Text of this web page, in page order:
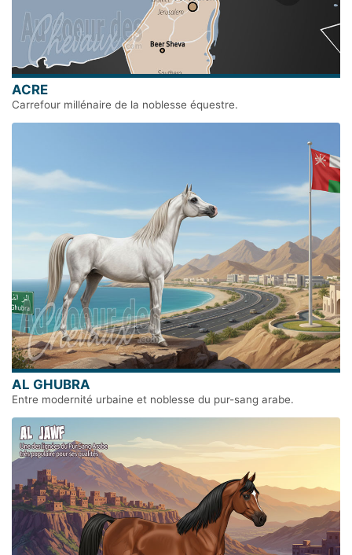
ACRE
Carrefour millénaire de la noblesse équestre.
AL GHUBRA
Entre modernité urbaine et noblesse du pur-sang arabe.